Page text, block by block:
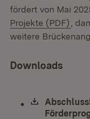
fördert von Mai
Projekte (PDF)
,
weitere
Downloads
Download: